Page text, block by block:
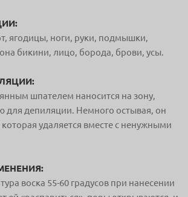
ягодицы, ноги, руки, подмышки,
бикини, лицо, борода, брови, усы.
шпателем наносится на зону,
для депиляции. Немного остывая, он
которая удаляется вместе с ненужными
воска 55-60 градусов при нанесении